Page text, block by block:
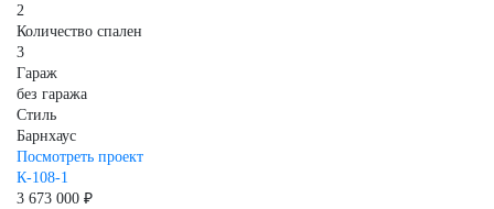
2
Количество спален
3
Гараж
без гаража
Стиль
Барнхаус
Посмотреть проект
К-108-1
3 673 000 ₽